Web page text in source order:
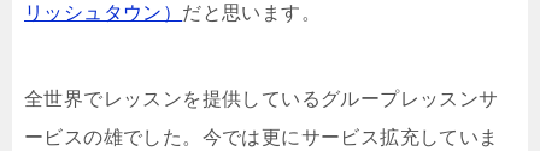
リッシュタウン） だと思います。
全世界でレッスンを提供しているグループレッスンサ
ービスの雄でした。今では更にサービス拡充していま